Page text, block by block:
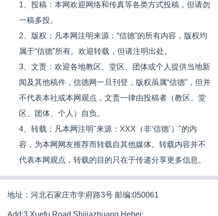
1、投稿：本网欢迎网络和传真等各类方式投稿，但请勿
一稿多投。
2、版权：凡本网注明来源：“信德”的所有内容，版权均
属于“信德”所有。欢迎转载，但请注明出处。
3、文责：欢迎各地教区、堂区、团体或个人提供当地新
闻及其他稿件，信德网一旦刊登，版权虽属“信德”，但并
不代表本社或本网观点，文责一律由投稿者（教区、堂
区、团体、个人）自负。
4、转载：凡本网注明"来源：XXX（非‘信德’）"的内
容，为本网网友推荐而转载自其他媒体。转载内容并不
代表本网观点，转载的目的只在于传递分享更多信息。
地址：河北石家庄市学府路3号 邮编:050061